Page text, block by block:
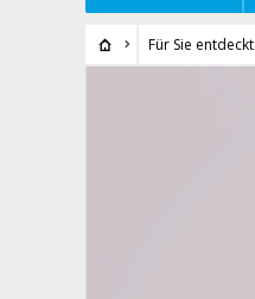
Für Sie entdeckt